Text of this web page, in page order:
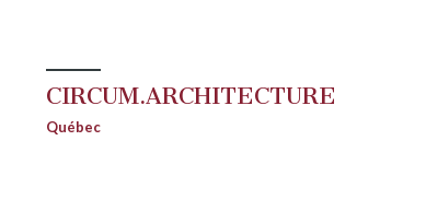
CIRCUM.ARCHITECTURE
Québec